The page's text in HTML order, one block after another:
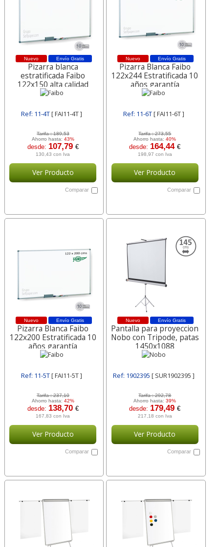
Envío Gratis
Nuevo
Pizarra blanca
estratificada Faibo
122x150 alta calidad
Ref: 11-4T[ FAI11-4T ]
Tarifa :189,53
Ahorro hasta: 43%
desde: 107,79 €
130,43 con Iva
Ver Producto
Comparar
Envío Gratis
Nuevo
Pizarra Blanca Faibo
122x244 Estratificada 10
años garantía
Ref: 11-6T[ FAI11-6T ]
Tarifa :273,55
Ahorro hasta:40%
desde: 164,44€
198,97 con Iva
Ver Producto
Comparar
Envío Gratis
Nuevo
Pizarra Blanca Faibo
122x200 Estratificada 10
años garantía
Ref: 11-5T[ FAI11-5T ]
Tarifa :237,10
Ahorro hasta: 42%
desde: 138,70 €
167,83 con Iva
Ver Producto
Comparar
Envío Gratis
Nuevo
Pantalla para proyeccion
Nobo con Tripode, patas
1450x1088
Ref: 1902395 [ SUR1902395 ]
Tarifa :292,78
Ahorro hasta:39%
desde: 179,49€
217,18 con Iva
Ver Producto
Comparar